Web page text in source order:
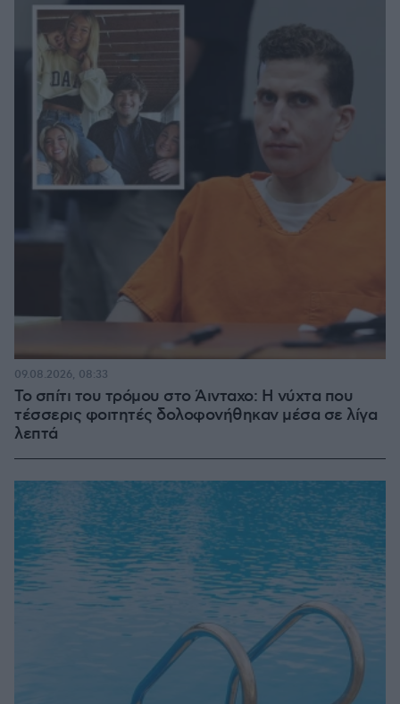
Το σπίτι του τρόμου στο Άινταχο: Η νύχτα που
τέσσερις φοιτητές δολοφονήθηκαν μέσα σε λίγα
λεπτά
09.08.2026, 08:33